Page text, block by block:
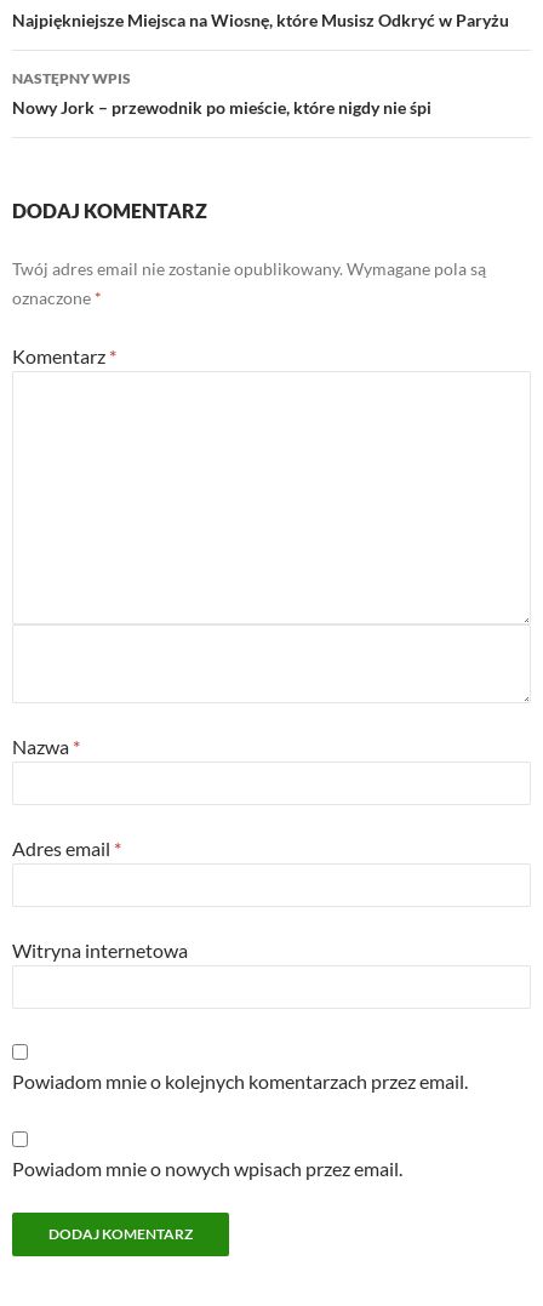
wpisu
Najpiękniejsze Miejsca na Wiosnę, które Musisz Odkryć w Paryżu
NASTĘPNY WPIS
Nowy Jork – przewodnik po mieście, które nigdy nie śpi
DODAJ KOMENTARZ
Twój adres email nie zostanie opublikowany. Wymagane pola są
oznaczone *
Komentarz *
Nazwa *
Adres email *
Witryna internetowa
Powiadom mnie o kolejnych komentarzach przez email.
Powiadom mnie o nowych wpisach przez email.